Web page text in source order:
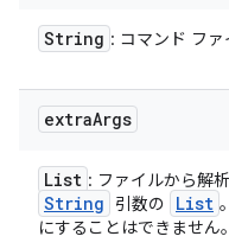
String : コマンド フ
extraArgs
List : ファイルから解
String 引数の List
にすることはできません。